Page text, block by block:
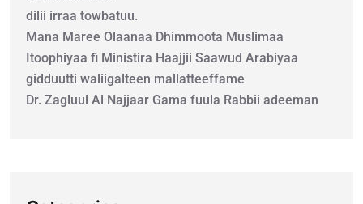
dilii irraa towbatuu.
Mana Maree Olaanaa Dhimmoota Muslimaa
Itoophiyaa fi Ministira Haajjii Saawud Arabiyaa
gidduutti waliigalteen mallatteeffame
Dr. Zagluul Al Najjaar Gama fuula Rabbii adeeman